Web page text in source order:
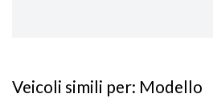
PARKTRONIC ANTERIORE
Veicoli simili per: Modello